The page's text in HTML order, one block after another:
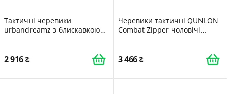
Тактичні черевики
urbandreamz з блискавкою
охорони
2 916
Черевики тактичні QUNLON
Combat Zipper чоловічі
3 466